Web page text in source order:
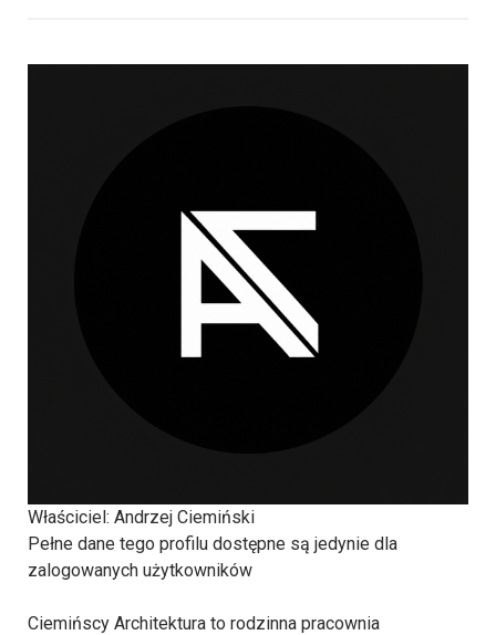
Właściciel: Andrzej Ciemiński
Pełne dane tego profilu dostępne są jedynie dla
zalogowanych użytkowników
Ciemińscy Architektura to rodzinna pracownia